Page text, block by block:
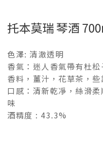
托本莫瑞 琴酒
色澤: 清澈透明
香氣：迷人香氣帶有杜
香料，薑汁，花草茶，
口感：清新乾凈，絲滑
味
酒精度 : 43.3%